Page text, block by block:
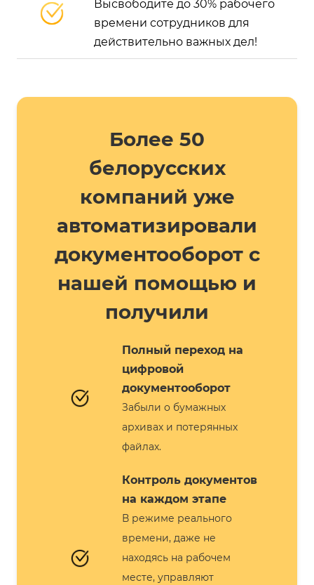
Высвободите до 30% рабочего
времени сотрудников для
действительно важных дел!
Более 50
белорусских
компаний уже
автоматизировали
документооборот с
нашей помощью и
получили
Полный переход на
цифровой
документооборот
Забыли о бумажных
архивах и потерянных
файлах.
Контроль документов
на каждом этапе
В режиме реального
времени, даже не
находясь на рабочем
месте, управляют